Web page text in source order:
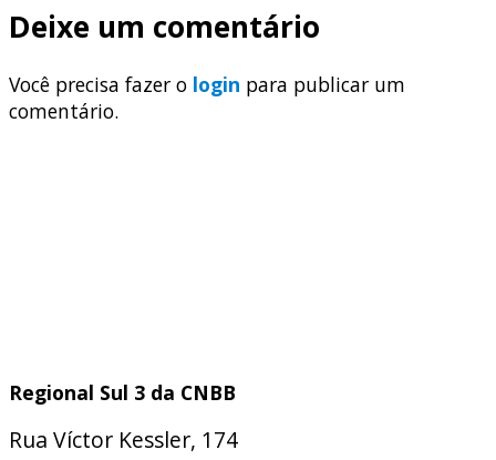
Deixe um comentário
Você precisa fazer o login para publicar um
comentário.
Regional Sul 3 da CNBB
Rua Víctor Kessler, 174